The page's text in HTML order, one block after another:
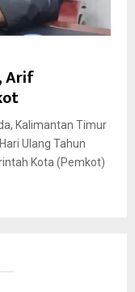
Arif
Kalimantan Timur
Ulang Tahun
Kota (Pemkot)